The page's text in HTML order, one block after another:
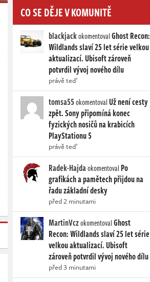
CO SE DĚJE V KOMUNITĚ
blackjackokomentovalGhost Recon:
Wildlands slaví 25 let série velkou
aktualizací. Ubisoft zároveň
potvrdil vývoj nového dílu
právě teď
tomsa55okomentovalUž není cesty
zpět. Sony připomíná konec
fyzických nosičů na krabicích
PlayStationu 5
právě teď
Radek-Hajdaokomentoval Po
grafikách a pamětech přijdou na
řadu základní desky
před 2 minutami
MartinVczokomentovalGhost
Recon: Wildlands slaví 25 let série
velkou aktualizací. Ubisoft
zároveň potvrdil vývoj nového dílu
před 3 minutami